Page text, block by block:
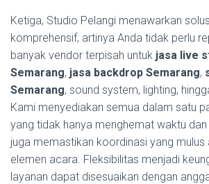
Ketiga, Studio Pelangi menawarkan
komprehensif, artinya Anda tidak perlu
banyak vendor terpisah untuk jasa live
Semarang, jasa backdrop Semarang,
Semarang, sound system, lighting,
Kami menyediakan semua dalam satu
yang tidak hanya menghemat waktu
juga memastikan koordinasi yang mulus
elemen acara. Fleksibilitas menjadi
layanan dapat disesuaikan dengan